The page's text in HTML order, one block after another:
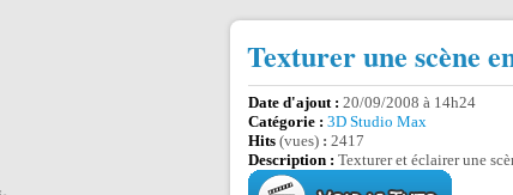
Texturer une scène
Date d'ajout : 20/09/2008 à 14h24
Catégorie : 3D Studio Max
Hits (vues) : 2417
Description : Texturer et éclairer une